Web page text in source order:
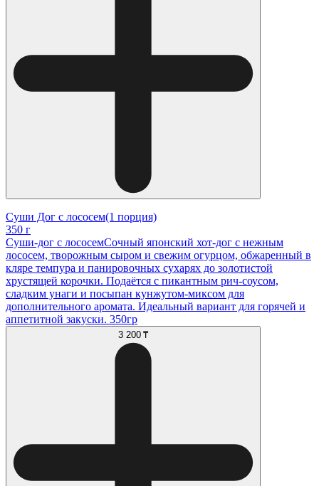
Суши Дог с лососем(1 порция)
350 г
Суши-дог с лососемСочный японский хот-дог с нежным
лососем, творожным сыром и свежим огурцом, обжаренный в
кляре темпура и панировочных сухарях до золотистой
хрустящей корочки. Подаётся с пикантным рич-соусом,
сладким унаги и посыпан кунжутом-миксом для
дополнительного аромата. Идеальный вариант для горячей и
аппетитной закуски. 350гр
3 200 ₸